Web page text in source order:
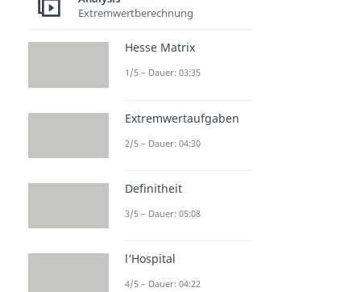
Extremwertberechnung
Hesse Matrix
1/5 – Dauer: 03:35
Extremwertaufgaben
2/5 – Dauer: 04:30
Definitheit
3/5 – Dauer: 05:08
l‘Hospital
4/5 – Dauer: 04:22